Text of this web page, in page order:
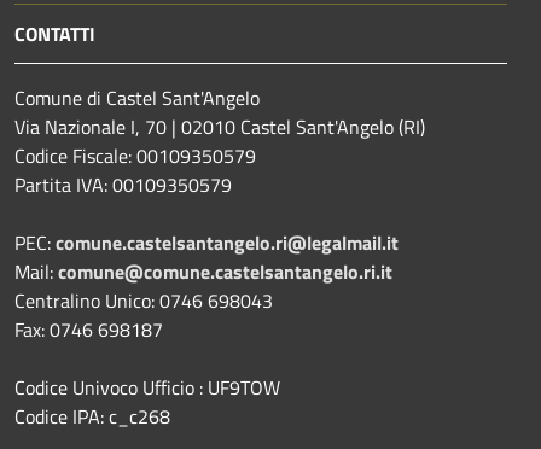
CONTATTI
Comune di Castel Sant'Angelo
Via Nazionale I, 70 | 02010 Castel Sant'Angelo (RI)
Codice Fiscale: 00109350579
Partita IVA: 00109350579
PEC:comune.castelsantangelo.ri@legalmail.it
Mail:comune@comune.castelsantangelo.ri.it
Centralino Unico: 0746 698043
Fax: 0746 698187
Codice Univoco Ufficio : UF9TOW
Codice IPA: c_c268